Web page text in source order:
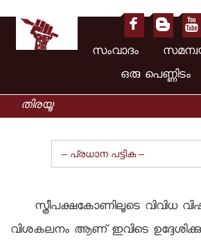
സംവാദം
ഒരു പെണ്ണിടം
സ്ത്രീപക്ഷകോണിലൂടെ വിവിധ
വിശകലനം ആണ് ഇവിടെ